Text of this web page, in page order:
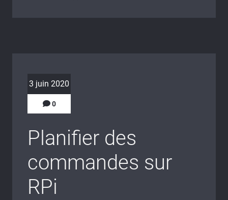
3 juin 2020
0
Planifier des
commandes sur
RPi